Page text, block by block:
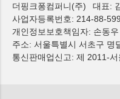
더핑크퐁컴퍼니(주)
대표:
사업자등록번호: 214-88-
개인정보보호책임자: 손동
주소: 서울특별시 서초구 명
통신판매업신고: 제 2011-